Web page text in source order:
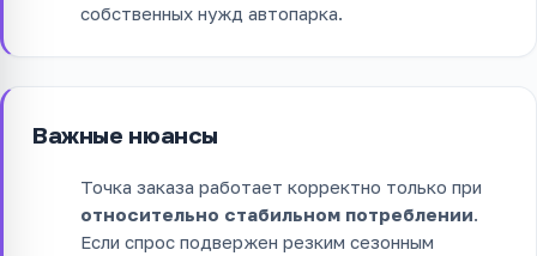
собственных нужд автопарка.
Важные нюансы
Точка заказа работает корректно только при
относительно стабильном потреблении.
Если спрос подвержен резким сезонным